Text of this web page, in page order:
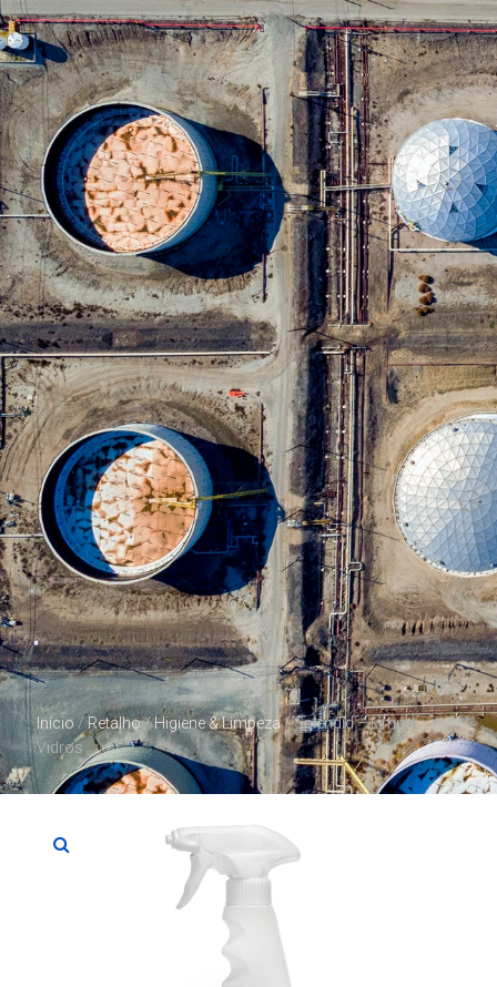
Início /Retalho/Higiene & Limpeza/ Splendid – Limpa
Vidros